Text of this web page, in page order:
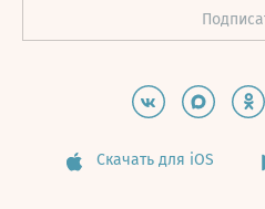
Скачать для iOS